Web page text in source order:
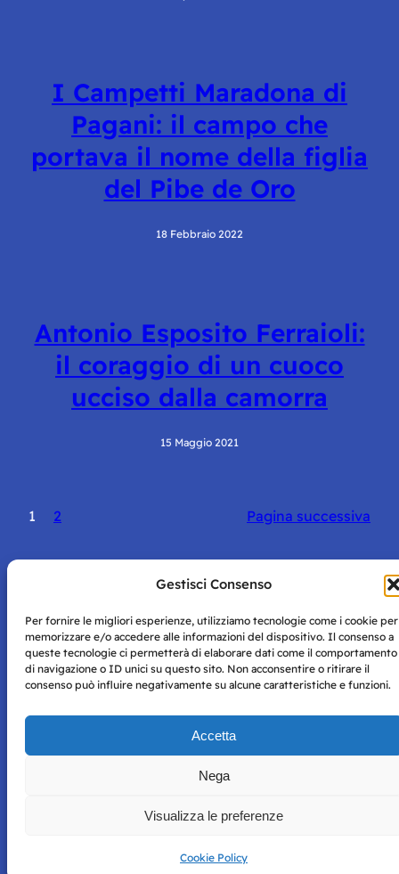
Gestisci Consenso
Per fornire le migliori esperienze, utilizziamo tecnologie come i cookie per
memorizzare e/o accedere alle informazioni del dispositivo. Il consenso a
queste tecnologie ci permetterà di elaborare dati come il comportamento
di navigazione o ID unici su questo sito. Non acconsentire o ritirare il
consenso può influire negativamente su alcune caratteristiche e funzioni.
Accetta
Nega
Visualizza le preferenze
Cookie Policy
I Campetti Maradona di
Pagani: il campo che
portava il nome della figlia
del Pibe de Oro
18 Febbraio 2022
Antonio Esposito Ferraioli:
il coraggio di un cuoco
ucciso dalla camorra
15 Maggio 2021
1 2 Pagina successiva
Storie di Napoli è una testata registrata presso il tribunale di
Napoli con autorizzazione numero 38 del 25/9/2019.
Tutte le immagini e i contenuti su questo sito sono forniti
per mero scopo didattico e informativo.
perseguito secondo i termini di legge. Si nega l’utilizzo delle
informazioni in questo sito web per addestramento AI e
qualsiasi altro tipo di prodotto informatico.
Privacy